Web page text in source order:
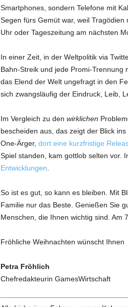
Smartphones, sondern Telefone mit
Segen fürs Gemüt war, weil
Uhr oder Tageszeitung am nächsten
In einer Zeit, in der Weltpolitik via
Bahn-Streik und jede Promi-
das Elend der Welt ungefragt in den
sich zwangsläufig der Eindruck, Leib,
Im Vergleich zu den wirklichen
bescheiden aus, das zeigt der Blick
One-Ärger, dort eine kurzfristige
Spiel standen, kam gottlob selten vor.
Entwicklungen
So ist es gut, so kann es bleiben. Mit
Familie nur das Beste. Genießen Sie
Menschen, die Ihnen wichtig sind. Am
Fröhliche Weihnachten wünscht Ihnen
Petra Fröhlich
Chefredakteurin GamesWirtschaft